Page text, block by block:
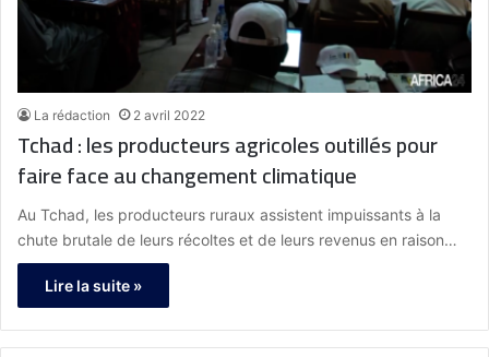
La rédaction 2 avril 2022
Tchad : les producteurs agricoles outillés pour
faire face au changement climatique
Au Tchad, les producteurs ruraux assistent impuissants à la
chute brutale de leurs récoltes et de leurs revenus en raison…
Lire la suite »